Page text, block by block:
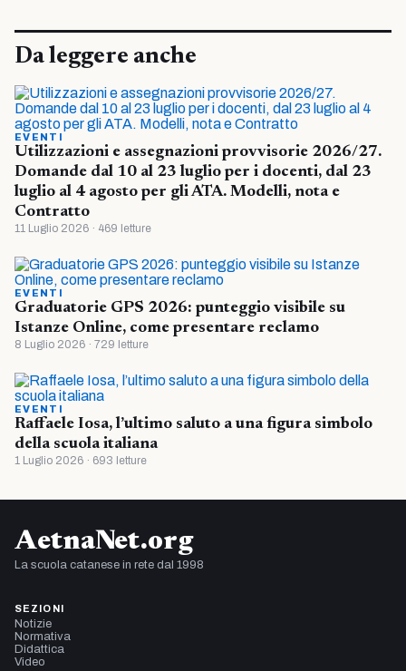
Da leggere anche
EVENTI
Utilizzazioni e assegnazioni provvisorie 2026/27.
Domande dal 10 al 23 luglio per i docenti, dal 23
luglio al 4 agosto per gli ATA. Modelli, nota e
Contratto
11 Luglio 2026 · 469 letture
EVENTI
Graduatorie GPS 2026: punteggio visibile su
Istanze Online, come presentare reclamo
8 Luglio 2026 · 729 letture
EVENTI
Raffaele Iosa, l’ultimo saluto a una figura simbolo
della scuola italiana
1 Luglio 2026 · 693 letture
AetnaNet.org
La scuola catanese in rete dal 1998
SEZIONI
Notizie
Normativa
Didattica
Video